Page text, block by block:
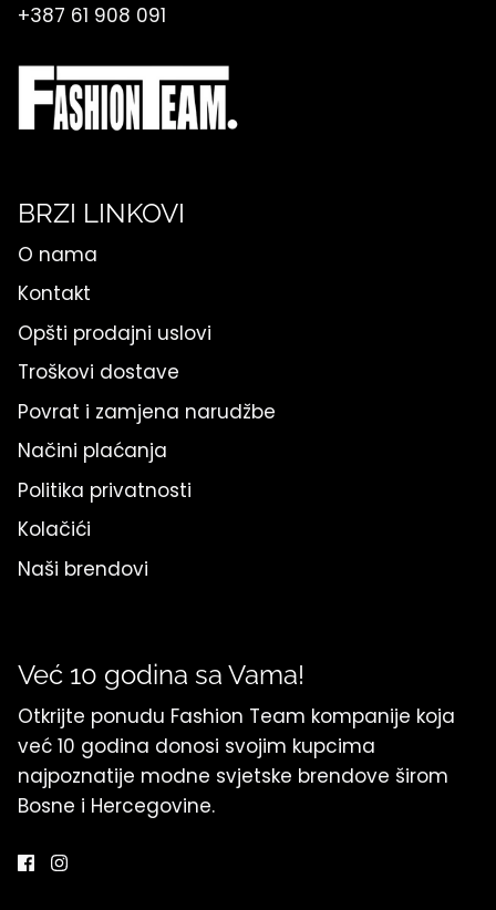
+387 61 908 091
BRZI LINKOVI
O nama
Kontakt
Opšti prodajni uslovi
Troškovi dostave
Povrat i zamjena narudžbe
Načini plaćanja
Politika privatnosti
Kolačići
Naši brendovi
Već 10 godina sa Vama!
Otkrijte ponudu Fashion Team kompanije koja
već 10 godina donosi svojim kupcima
najpoznatije modne svjetske brendove širom
Bosne i Hercegovine.